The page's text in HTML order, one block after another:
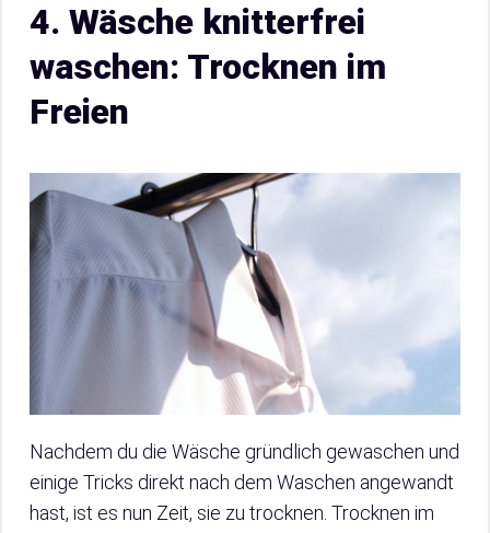
4. Wäsche knitterfrei
waschen: Trocknen im
Freien
Nachdem du die Wäsche gründlich gewaschen und
einige Tricks direkt nach dem Waschen angewandt
hast, ist es nun Zeit, sie zu trocknen. Trocknen im